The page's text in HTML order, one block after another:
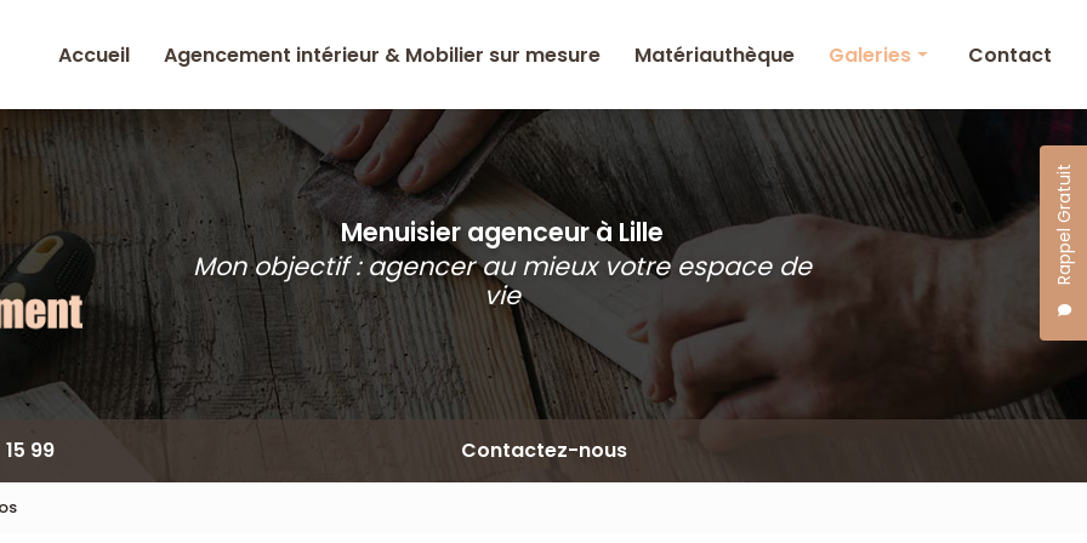
Rappel Gratuit
Accueil
Agencement intérieur & Mobilier sur mesure Matériauthèque Galeries
Agencement intérieur
& Mobilier sur mesure
Matériauthèque
Contact
Menuisier agenceur à Lille
Mon objectif : agencer au mieux votre espace de
vie
99 Contactez-nous